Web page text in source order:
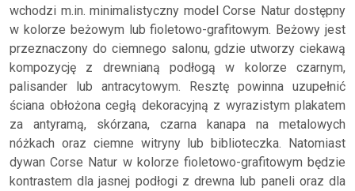
wchodzi m.in. minimalistyczny model Corse Natur dostępny
w kolorze beżowym lub fioletowo-grafitowym. Beżowy jest
przeznaczony do ciemnego salonu, gdzie utworzy ciekawą
kompozycję z drewnianą podłogą w kolorze czarnym,
palisander lub antracytowym. Resztę powinna uzupełnić
ściana obłożona cegłą dekoracyjną z wyrazistym plakatem
za antyramą, skórzana, czarna kanapa na metalowych
nóżkach oraz ciemne witryny lub biblioteczka. Natomiast
dywan Corse Natur w kolorze fioletowo-grafitowym będzie
kontrastem dla jasnej podłogi z drewna lub paneli oraz dla